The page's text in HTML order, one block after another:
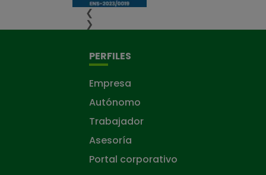
❮
❯
PERFILES
Empresa
Autónomo
Trabajador
Asesoría
Portal corporativo